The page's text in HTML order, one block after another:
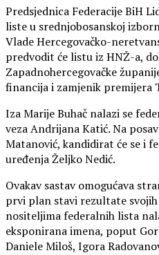
Predsjednica Federacije BiH
liste u srednjobosanskoj
Vlade Hercegovačko-
predvodit će listu iz HNŽ-a,
Zapadnohercegovačke
financija i zamjenik premijera
Iza Marije Buhač nalazi se
veza Andrijana Katić. Na
Matanović, kandidirat će se i
uređenja Željko Nedić.
Ovakav sastav omogućava
prvi plan stavi rezultate
nositeljima federalnih lista
eksponirana imena, poput
Daniele Miloš, Igora